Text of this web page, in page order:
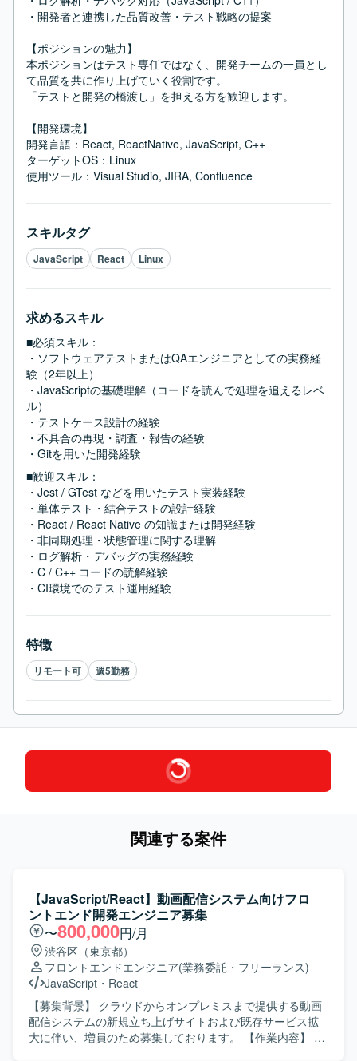
・開発者と連携した品質改善・テスト戦略の提案
【ポジションの魅力】
本ポジションはテスト専任ではなく、開発チームの一員とし
て品質を共に作り上げていく役割です。
「テストと開発の橋渡し」を担える方を歓迎します。
【開発環境】
開発言語：React, ReactNative, JavaScript, C++
ターゲットOS：Linux
使用ツール：Visual Studio, JIRA, Confluence
スキルタグ
JavaScript React Linux
求めるスキル
■必須スキル：
・ソフトウェアテストまたはQAエンジニアとしての実務経
験（2年以上）
・JavaScriptの基礎理解（コードを読んで処理を追えるレベ
ル）
・テストケース設計の経験
・不具合の再現・調査・報告の経験
・Gitを用いた開発経験
■歓迎スキル：
・Jest / GTest などを用いたテスト実装経験
・単体テスト・結合テストの設計経験
・React / React Native の知識または開発経験
・非同期処理・状態管理に関する理解
・ログ解析・デバッグの実務経験
・C / C++ コードの読解経験
・CI環境でのテスト運用経験
特徴
リモート可 週5勤務
関連する案件
【JavaScript/React】動画配信システム向けフロ
ントエンド開発エンジニア募集
〜800,000円/月
渋谷区（東京都）
フロントエンドエンジニア(業務委託・フリーランス)
JavaScript ・ React
【募集背景】 クラウドからオンプレミスまで提供する動画
配信システムの新規立ち上げサイトおよび既存サービス拡
大に伴い、増員のため募集しております。 【作業内容】 動